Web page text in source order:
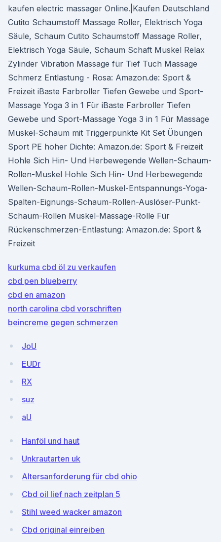
kaufen electric massager Online.|Kaufen Deutschland
Cutito Schaumstoff Massage Roller, Elektrisch Yoga
Säule, Schaum Cutito Schaumstoff Massage Roller,
Elektrisch Yoga Säule, Schaum Schaft Muskel Relax
Zylinder Vibration Massage für Tief Tuch Massage
Schmerz Entlastung - Rosa: Amazon.de: Sport &
Freizeit iBaste Farbroller Tiefen Gewebe und Sport-
Massage Yoga 3 in 1 Für iBaste Farbroller Tiefen
Gewebe und Sport-Massage Yoga 3 in 1 Für Massage
Muskel-Schaum mit Triggerpunkte Kit Set Übungen
Sport PE hoher Dichte: Amazon.de: Sport & Freizeit
Hohle Sich Hin- Und Herbewegende Wellen-Schaum-
Rollen-Muskel Hohle Sich Hin- Und Herbewegende
Wellen-Schaum-Rollen-Muskel-Entspannungs-Yoga-
Spalten-Eignungs-Schaum-Rollen-Auslöser-Punkt-
Schaum-Rollen Muskel-Massage-Rolle Für
Rückenschmerzen-Entlastung: Amazon.de: Sport &
Freizeit
kurkuma cbd öl zu verkaufen
cbd pen blueberry
cbd en amazon
north carolina cbd vorschriften
beincreme gegen schmerzen
JoU
EUDr
RX
suz
aU
Hanföl und haut
Unkrautarten uk
Altersanforderung für cbd ohio
Cbd oil lief nach zeitplan 5
Stihl weed wacker amazon
Cbd original einreiben